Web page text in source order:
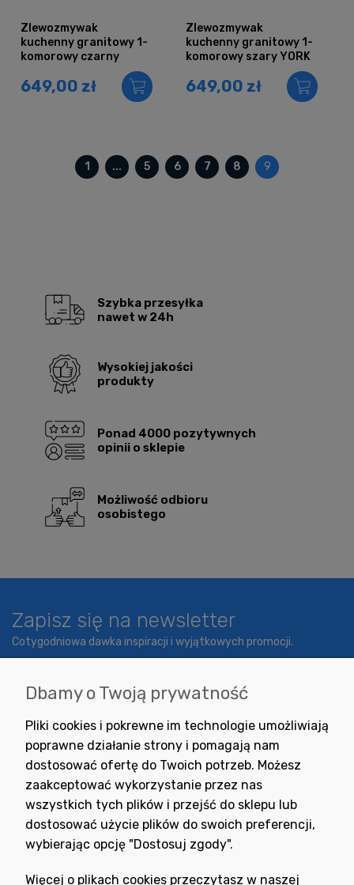
Zlewozmywak
kuchenny granitowy 1-
komorowy czarny
649,00 zł
Zlewozmywak
kuchenny granitowy 1-
komorowy szary YORK
649,00 zł
1 ... 5 6 7 8 9
Szybka przesyłka
nawet w 24h
Wysokiej jakości
produkty
Ponad 4000 pozytywnych
opinii o sklepie
Możliwość odbioru
osobistego
Zapisz się na newsletter
Cotygodniowa dawka inspiracji i wyjątkowych promocji.
Wyrażam zgodę na otrzymywanie newslettera z inspiracjami,
nowościami i promocjami.
Potrzebujesz pomocy
Dbamy o Twoją prywatność
Pliki cookies i pokrewne im technologie umożliwiają
poprawne działanie strony i pomagają nam
dostosować ofertę do Twoich potrzeb. Możesz
zaakceptować wykorzystanie przez nas
wszystkich tych plików i przejść do sklepu lub
dostosować użycie plików do swoich preferencji,
wybierając opcję "Dostosuj zgody".
Więcej o plikach cookies przeczytasz w naszej